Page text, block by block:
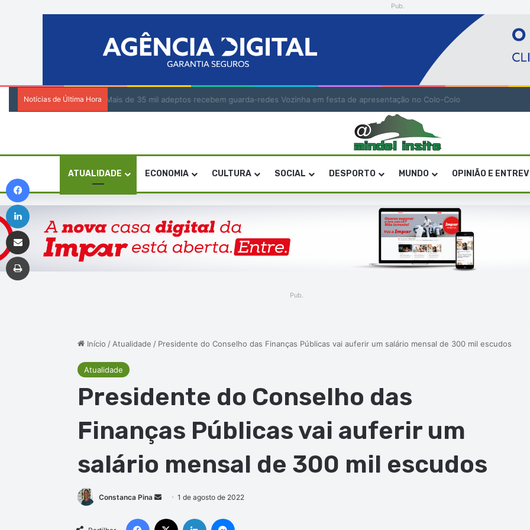
Pub.
Notícias de Última Hora Tribunal da Relação de Barlavento – Ação Especial de Sandra Helena Monteiro Lima (2. pub)
ATUALIDADE ECONOMIA CULTURA SOCIAL DESPORTO MUNDO OPINIÃO E
Pub.
Início / Atualidade / Presidente do Conselho das Finanças Públicas vai auferir um salário mensal de 300 mil escudos
Atualidade
Presidente do Conselho das
Finanças Públicas vai auferir um
salário mensal de 300 mil escudos
Constanca Pina
Mande
e-
1 de agosto de 2022
Facebook Linkedin
Linkedin
Imprimir